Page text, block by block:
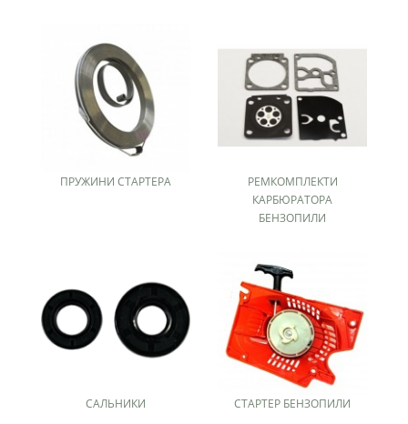
ПРУЖИНИ СТАРТЕРА
РЕМКОМПЛЕКТИ
КАРБЮРАТОРА
БЕНЗОПИЛИ
САЛЬНИКИ СТАРТЕР БЕНЗОПИЛИ